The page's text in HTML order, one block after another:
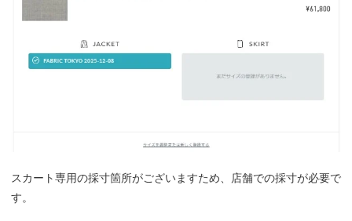
スカート専用の採寸箇所がございますため、店舗での採寸が必要で
す。